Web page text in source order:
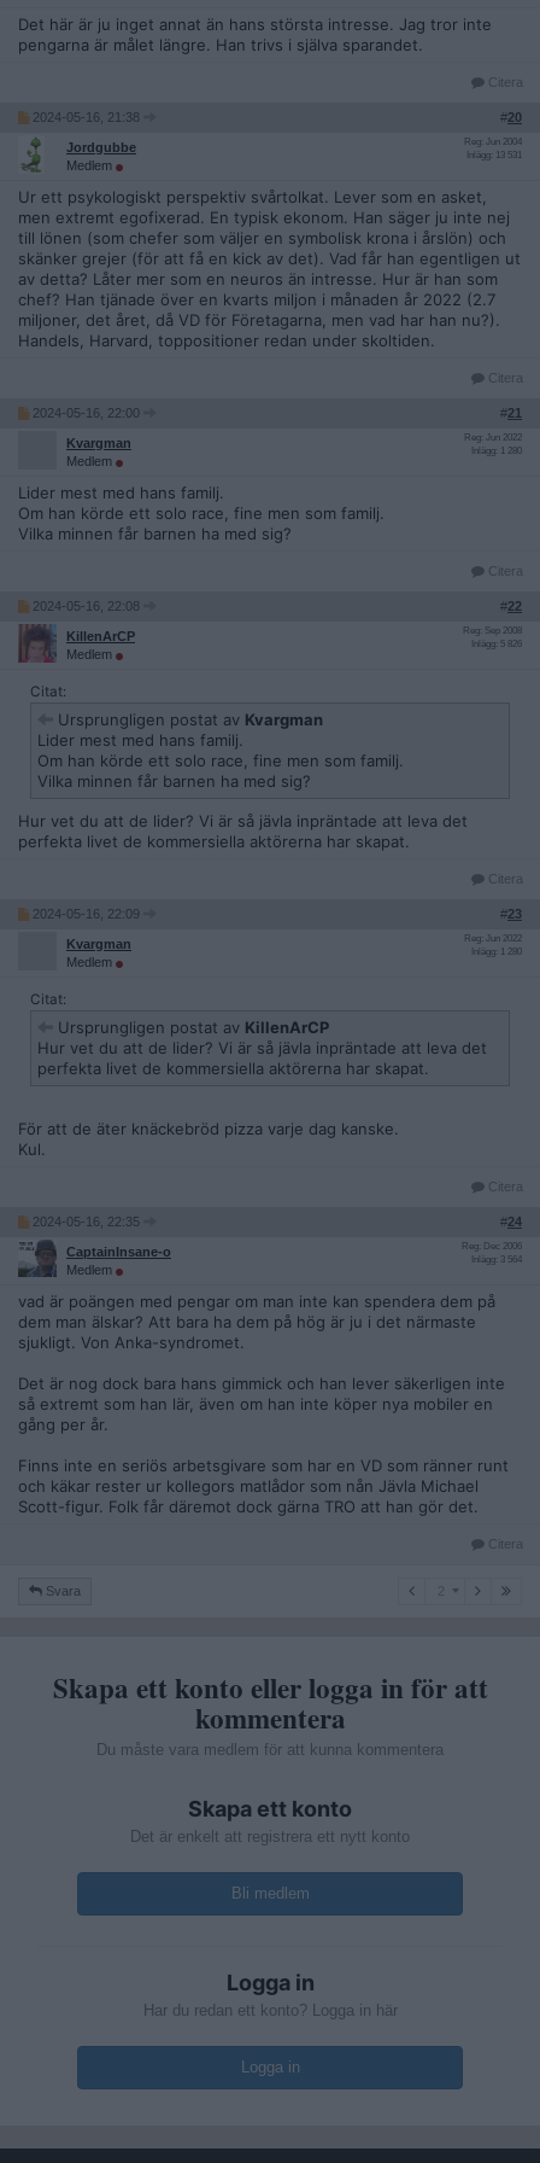
Det här är ju inget annat än hans största intresse. Jag tror inte
pengarna är målet längre. Han trivs i själva sparandet.
Citera
2024-05-16, 21:38 #20
Jordgubbe
Medlem
Reg: Jun 2004
Inlägg: 13 531
Ur ett psykologiskt perspektiv svårtolkat. Lever som en asket,
men extremt egofixerad. En typisk ekonom. Han säger ju inte nej
till lönen (som chefer som väljer en symbolisk krona i årslön) och
skänker grejer (för att få en kick av det). Vad får han egentligen ut
av detta? Låter mer som en neuros än intresse. Hur är han som
chef? Han tjänade över en kvarts miljon i månaden år 2022 (2.7
miljoner, det året, då VD för Företagarna, men vad har han nu?).
Handels, Harvard, toppositioner redan under skoltiden.
Citera
2024-05-16, 22:00 #21
Kvargman
Medlem
Reg: Jun 2022
Inlägg: 1 280
Lider mest med hans familj.
Om han körde ett solo race, fine men som familj.
Vilka minnen får barnen ha med sig?
Citera
2024-05-16, 22:08 #22
KillenArCP
Medlem
Reg: Sep 2008
Inlägg: 5 826
Citat:
Ursprungligen postat av Kvargman
Lider mest med hans familj.
Om han körde ett solo race, fine men som familj.
Vilka minnen får barnen ha med sig?
Hur vet du att de lider? Vi är så jävla inpräntade att leva det
perfekta livet de kommersiella aktörerna har skapat.
Citera
2024-05-16, 22:09 #23
Kvargman
Medlem
Reg: Jun 2022
Inlägg: 1 280
Citat:
Ursprungligen postat av KillenArCP
Hur vet du att de lider? Vi är så jävla inpräntade att leva det
perfekta livet de kommersiella aktörerna har skapat.
För att de äter knäckebröd pizza varje dag kanske.
Kul.
Citera
2024-05-16, 22:35 #24
CaptainInsane-o
Medlem
Reg: Dec 2006
Inlägg: 3 564
vad är poängen med pengar om man inte kan spendera dem på
dem man älskar? Att bara ha dem på hög är ju i det närmaste
sjukligt. Von Anka-syndromet.
Det är nog dock bara hans gimmick och han lever säkerligen inte
så extremt som han lär, även om han inte köper nya mobiler en
gång per år.
Finns inte en seriös arbetsgivare som har en VD som ränner runt
och käkar rester ur kollegors matlådor som nån Jävla Michael
Scott-figur. Folk får däremot dock gärna TRO att han gör det.
Citera
Svara
Skapa ett konto eller logga in för att
kommentera
Du måste vara medlem för att kunna kommentera
Skapa ett konto
Det är enkelt att registrera ett nytt konto
Bli medlem
Logga in
Har du redan ett konto? Logga in här
Logga in